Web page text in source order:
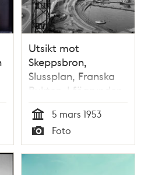
Utsikt mot
Skeppsbron,
Slussplan, Franska
Bukten. I fögrunden
Katarinahissen
Tid
5 mars 1953
Typ
Foto